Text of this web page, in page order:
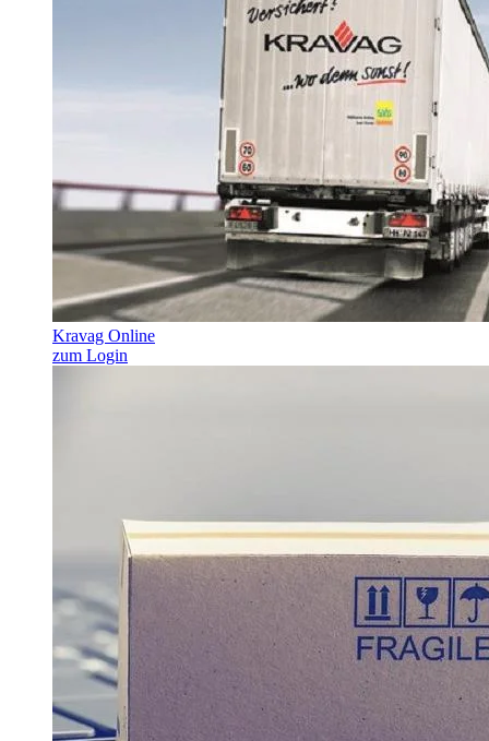
Kravag Online
zum Login